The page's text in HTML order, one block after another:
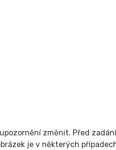
změnit. Před
je v některých